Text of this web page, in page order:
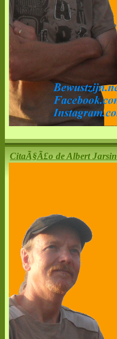
CitaÃ§Ã£o de Albert Jarsin